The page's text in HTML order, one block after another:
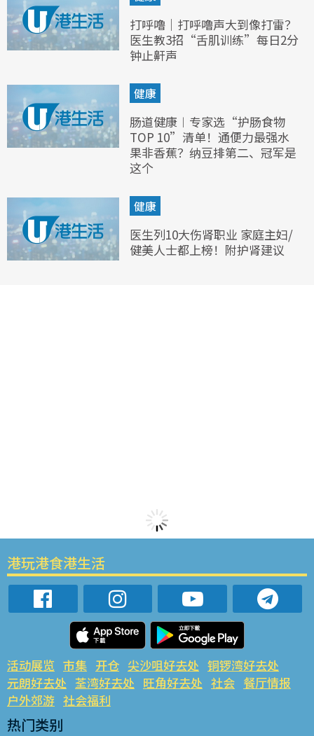
打呼噜｜打呼噜声大到像打雷？
医生教3招“舌肌训练”每日2分
钟止鼾声
健康
肠道健康︱专家选“护肠食物
TOP 10”清单！通便力最强水
果非香蕉？纳豆排第二、冠军是
这个
健康
医生列10大伤肾职业 家庭主妇/
健美人士都上榜！附护肾建议
港玩港食港生活
活动展览 市集 开仓 尖沙咀好去处 铜锣湾好去处
元朗好去处 荃湾好去处 旺角好去处 社会 餐厅情报
户外郊游 社会福利
热门类别